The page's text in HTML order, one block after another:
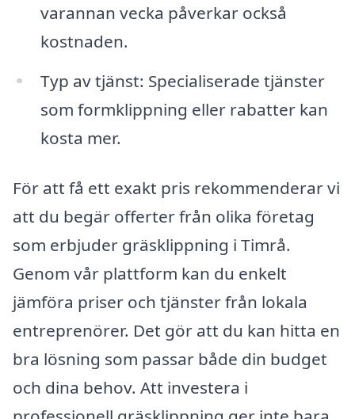
varannan vecka påverkar också
kostnaden.
Typ av tjänst: Specialiserade tjänster
som formklippning eller rabatter kan
kosta mer.
För att få ett exakt pris rekommenderar vi
att du begär offerter från olika företag
som erbjuder gräsklippning i Timrå.
Genom vår plattform kan du enkelt
jämföra priser och tjänster från lokala
entreprenörer. Det gör att du kan hitta en
bra lösning som passar både din budget
och dina behov. Att investera i